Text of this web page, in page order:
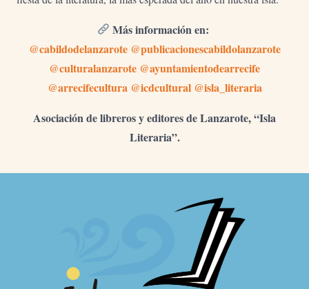
Más información en:
@cabildodelanzarote @publicacionescabildolanzarote
@culturalanzarote @ayuntamientodearrecife
@arrecifecultura @icdcultural @isla_literaria
Asociación de libreros y editores de Lanzarote, “Isla
Literaria”.